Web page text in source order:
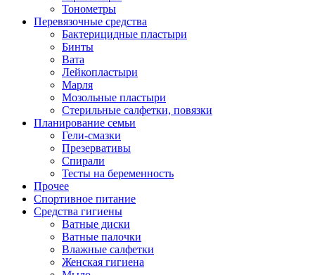
Тонометры
Перевязочные средства
Бактерицидные пластыри
Бинты
Вата
Лейкопластыри
Марля
Мозольные пластыри
Стерильные салфетки, повязки
Планирование семьи
Гели-смазки
Презервативы
Спирали
Тесты на беременность
Прочее
Спортивное питание
Средства гигиены
Ватные диски
Ватные палочки
Влажные салфетки
Женская гигиена